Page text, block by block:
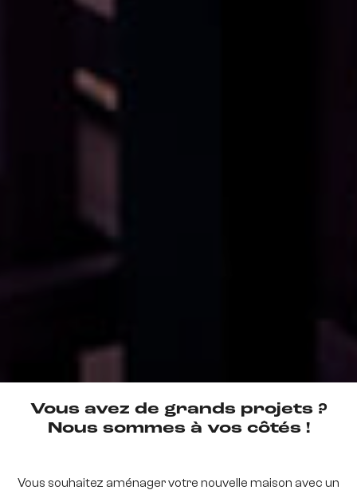
Vous avez de grands projets ?
Nous sommes à vos côtés !
Vous souhaitez aménager votre nouvelle maison avec un